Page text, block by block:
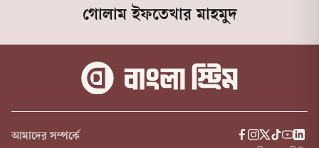
গোলাম ইফতেখার মাহমুদ
আমাদের সম্পর্কে